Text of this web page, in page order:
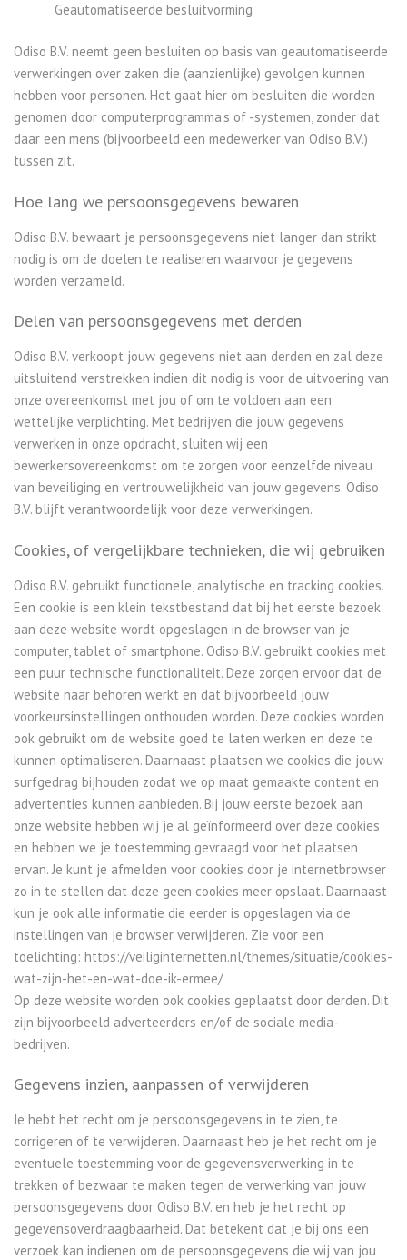
Geautomatiseerde besluitvorming
Odiso B.V. neemt geen besluiten op basis van geautomatiseerde
verwerkingen over zaken die (aanzienlijke) gevolgen kunnen
hebben voor personen. Het gaat hier om besluiten die worden
genomen door computerprogramma’s of -systemen, zonder dat
daar een mens (bijvoorbeeld een medewerker van Odiso B.V.)
tussen zit.
Hoe lang we persoonsgegevens bewaren
Odiso B.V. bewaart je persoonsgegevens niet langer dan strikt
nodig is om de doelen te realiseren waarvoor je gegevens
worden verzameld.
Delen van persoonsgegevens met derden
Odiso B.V. verkoopt jouw gegevens niet aan derden en zal deze
uitsluitend verstrekken indien dit nodig is voor de uitvoering van
onze overeenkomst met jou of om te voldoen aan een
wettelijke verplichting. Met bedrijven die jouw gegevens
verwerken in onze opdracht, sluiten wij een
bewerkersovereenkomst om te zorgen voor eenzelfde niveau
van beveiliging en vertrouwelijkheid van jouw gegevens. Odiso
B.V. blijft verantwoordelijk voor deze verwerkingen.
Cookies, of vergelijkbare technieken, die wij gebruiken
Odiso B.V. gebruikt functionele, analytische en tracking cookies.
Een cookie is een klein tekstbestand dat bij het eerste bezoek
aan deze website wordt opgeslagen in de browser van je
computer, tablet of smartphone. Odiso B.V. gebruikt cookies met
een puur technische functionaliteit. Deze zorgen ervoor dat de
website naar behoren werkt en dat bijvoorbeeld jouw
voorkeursinstellingen onthouden worden. Deze cookies worden
ook gebruikt om de website goed te laten werken en deze te
kunnen optimaliseren. Daarnaast plaatsen we cookies die jouw
surfgedrag bijhouden zodat we op maat gemaakte content en
advertenties kunnen aanbieden. Bij jouw eerste bezoek aan
onze website hebben wij je al geïnformeerd over deze cookies
en hebben we je toestemming gevraagd voor het plaatsen
ervan. Je kunt je afmelden voor cookies door je internetbrowser
zo in te stellen dat deze geen cookies meer opslaat. Daarnaast
kun je ook alle informatie die eerder is opgeslagen via de
instellingen van je browser verwijderen. Zie voor een
toelichting: https://veiliginternetten.nl/themes/situatie/cookies-
wat-zijn-het-en-wat-doe-ik-ermee/
Op deze website worden ook cookies geplaatst door derden. Dit
zijn bijvoorbeeld adverteerders en/of de sociale media-
bedrijven.
Gegevens inzien, aanpassen of verwijderen
Je hebt het recht om je persoonsgegevens in te zien, te
corrigeren of te verwijderen. Daarnaast heb je het recht om je
eventuele toestemming voor de gegevensverwerking in te
trekken of bezwaar te maken tegen de verwerking van jouw
persoonsgegevens door Odiso B.V. en heb je het recht op
gegevensoverdraagbaarheid. Dat betekent dat je bij ons een
verzoek kan indienen om de persoonsgegevens die wij van jou